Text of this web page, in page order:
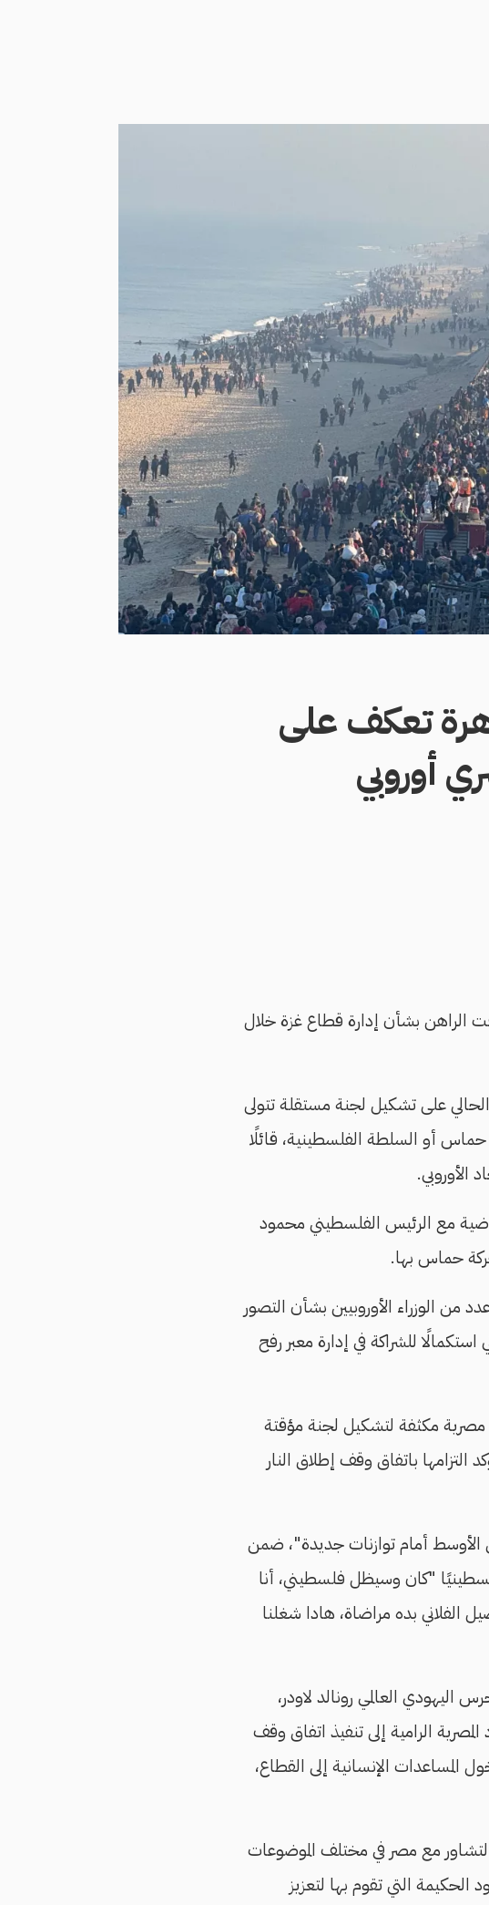
تعكف على
أوروبي
الراهن بشأن إدارة قطاع غزة خلال
على تشكيل لجنة مستقلة تتولى
حماس أو السلطة الفلسطينية، قائلًا
الأوروبي.
مع الرئيس الفلسطيني محمود
حماس بها.
من الوزراء الأوروبيين بشأن التصور
استكمالًا للشراكة في إدارة معبر رفح
مصرية مكثفة لتشكيل لجنة مؤقتة
باتفاق وقف إطلاق النار
أمام توازنات جديدة"، ضمن
غزة سيكون فلسطينيًا "كان وسيظل فلسطيني، أنا
الفلاني بده مراضاة، هادا شغلنا
اليهودي العالمي رونالد لاودر،
الرامية إلى تنفيذ اتفاق وقف
المساعدات الإنسانية إلى القطاع،
مع مصر في مختلف الموضوعات
التي تقوم بها لتعزيز